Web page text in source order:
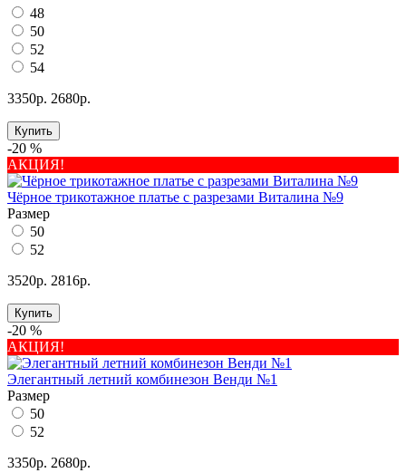
48
50
52
54
3350р. 2680р.
Купить
-20 %
АКЦИЯ!
Чёрное трикотажное платье с разрезами Виталина №9
Размер
50
52
3520р. 2816р.
Купить
-20 %
АКЦИЯ!
Элегантный летний комбинезон Венди №1
Размер
50
52
3350р. 2680р.